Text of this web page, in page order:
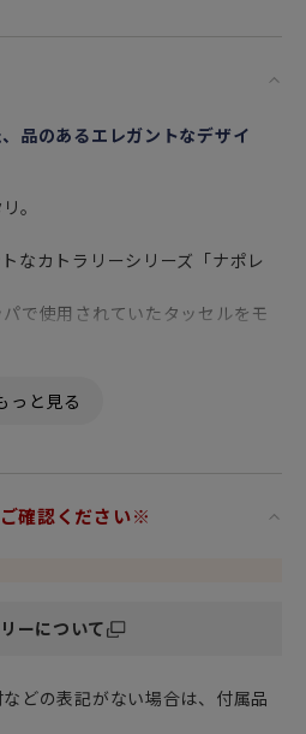
品のあるエレガントなデザイ
。
なカトラリーシリーズ「ナポレ
で使用されていたタッセルをモ
ています。
ごし下さい。
確認ください※
ーについて
どの表記がない場合は、付属品